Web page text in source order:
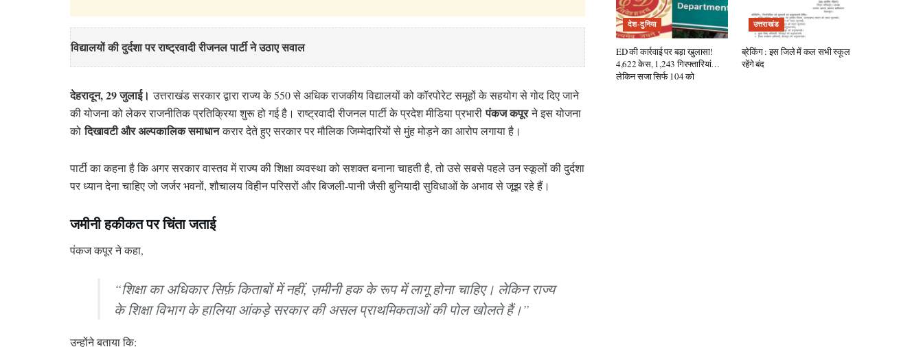
विद्यालयों की दुर्दशा पर राष्ट्रवादी रीजनल पार्टी ने उठाए सवाल
देहरादून, 29 जुलाई। उत्तराखंड सरकार द्वारा राज्य के 550 से अधिक राजकीय विद्यालयों को कॉरपोरेट समूहों के सहयोग से गोद दिए जाने
की योजना को लेकर राजनीतिक प्रतिक्रिया शुरू हो गई है। राष्ट्रवादी रीजनल पार्टी के प्रदेश मीडिया प्रभारीपंकज कपूरने इस योजना
कोदिखावटी और अल्पकालिक समाधानकरार देते हुए सरकार पर मौलिक जिम्मेदारियों से मुंह मोड़ने का आरोप लगाया है।
पार्टी का कहना है कि अगर सरकार वास्तव में राज्य की शिक्षा व्यवस्था को सशक्त बनाना चाहती है, तो उसे सबसे पहले उन स्कूलों की दुर्दशा
पर ध्यान देना चाहिए जो जर्जर भवनों, शौचालय विहीन परिसरों और बिजली-पानी जैसी बुनियादी सुविधाओं के अभाव से जूझ रहे हैं।
जमीनी हकीकत पर चिंता जताई
पंकज कपूर ने कहा,
“शिक्षा का अधिकार सिर्फ़ किताबों में नहीं, ज़मीनी हक के रूप में लागू होना चाहिए। लेकिन राज्य
के शिक्षा विभाग के हालिया आंकड़े सरकार की असल प्राथमिकताओं की पोल खोलते हैं।”
उन्होंने बताया कि:
देश-दुनिया
ED की कार्रवाई पर बड़ा खुलासा!
4,622 केस, 1,243 गिरफ्तारियां…
लेकिन सजा सिर्फ 104 को
उत्तराखंड
ब्रेकिंग : इस जिले में कल सभी स्कूल
रहेंगे बंद